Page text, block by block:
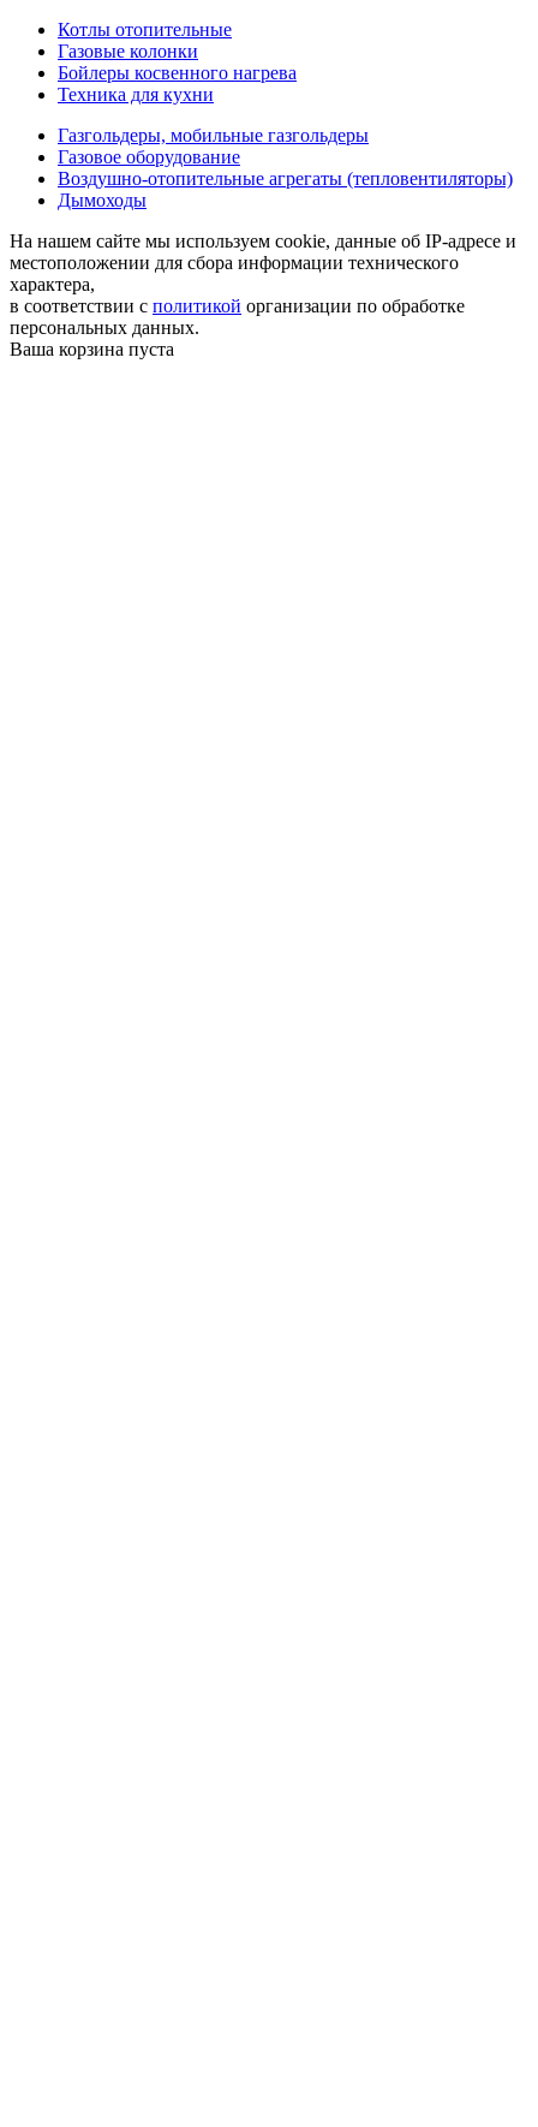
Котлы отопительные
Газовые колонки
Бойлеры косвенного нагрева
Техника для кухни
Газгольдеры, мобильные газгольдеры
Газовое оборудование
Воздушно-отопительные агрегаты (тепловентиляторы)
Дымоходы
На нашем сайте мы используем cookie, данные об IP-адресе и
местоположении для сбора информации технического
характера,
в соответствии с политикой организации по обработке
персональных данных.
Ваша корзина пуста